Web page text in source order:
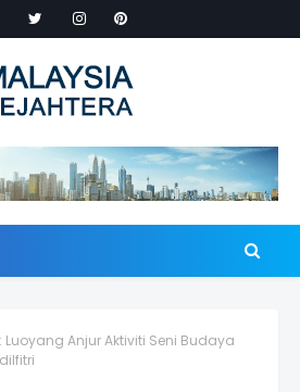
Luoyang Anjur Aktiviti Seni Budaya